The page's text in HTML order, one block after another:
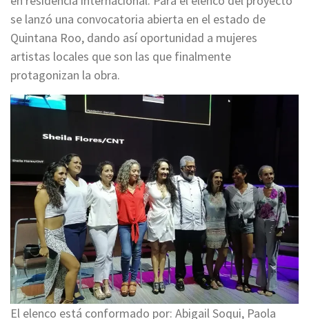
se lanzó una convocatoria abierta en el estado de
Quintana Roo, dando así oportunidad a mujeres
artistas locales que son las que finalmente
protagonizan la obra.
El elenco está conformado por: Abigail Soqui, Paola